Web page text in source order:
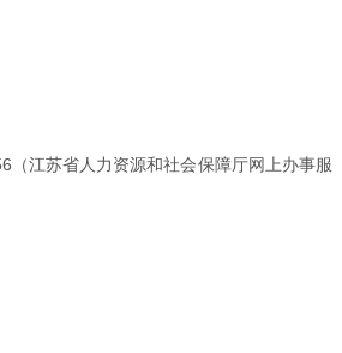
（江苏省人力资源和社会保障厅网上办事服